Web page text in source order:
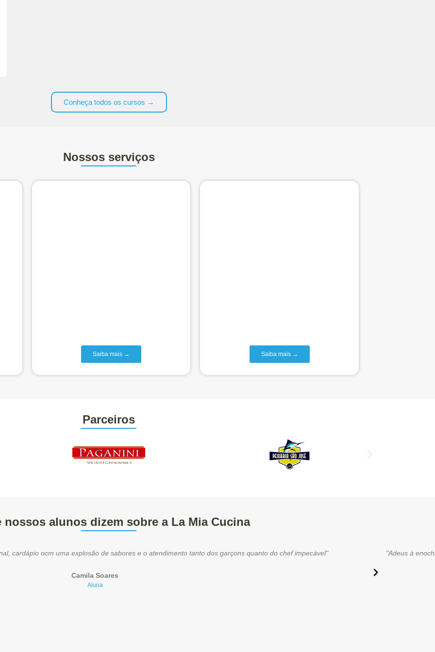
Conheça todos os cursos →
Nossos serviços
Saiba mais → Saiba mais →
Parceiros
nossos alunos dizem sobre a La Mia Cucina
cardápio ocm uma explosão de sabores e o atendimento tanto dos garçons quanto do chef impecável"
Camila Soares
Aluna
"Adeus à